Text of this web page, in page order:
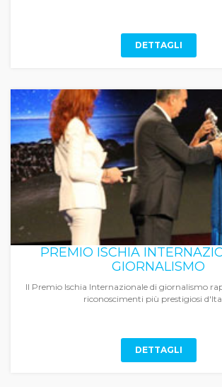
DETTAGLI
PREMIO ISCHIA
GIORNALISMO
Il Premio Ischia Internazionale di giornalismo
riconoscimenti più prestigiosi
DETTAGLI